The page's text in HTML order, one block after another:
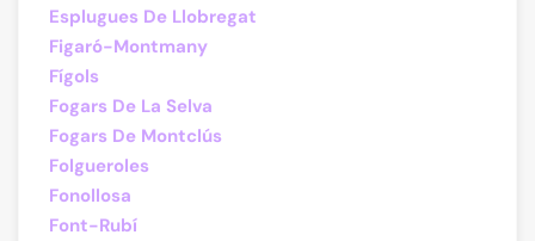
Esplugues De Llobregat
Figaró-Montmany
Fígols
Fogars De La Selva
Fogars De Montclús
Folgueroles
Fonollosa
Font-Rubí